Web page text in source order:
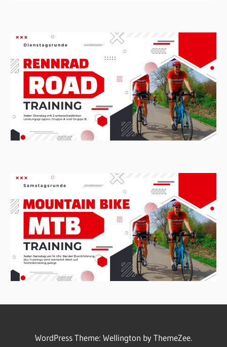
WordPress Theme: Wellington by ThemeZee.